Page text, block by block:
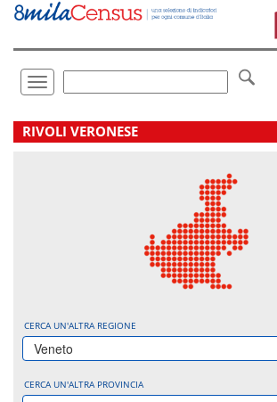
Vai
direttamente
Toggle
navigation
.
RIVOLI VERONESE
CERCA UN'ALTRA REGIONE
Veneto
CERCA UN'ALTRA PROVINCIA